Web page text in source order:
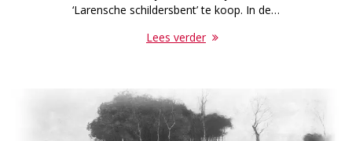
‘Larensche schildersbent’ te koop. In de…
Lees verder